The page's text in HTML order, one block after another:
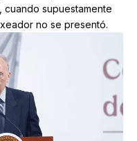
cuando supuestamente
no se presentó.